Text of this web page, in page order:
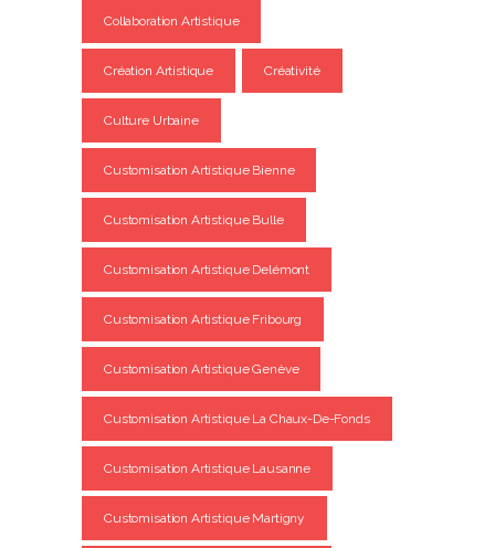
Collaboration Artistique
Création Artistique Créativité
Culture Urbaine
Customisation Artistique Bienne
Customisation Artistique Bulle
Customisation Artistique Delémont
Customisation Artistique Fribourg
Customisation Artistique Genève
Customisation Artistique La Chaux-De-Fonds
Customisation Artistique Lausanne
Customisation Artistique Martigny